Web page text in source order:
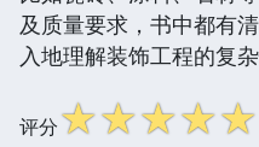
及质量要求，书中都有
入地理解装饰工程的复杂
评分☆☆☆☆☆